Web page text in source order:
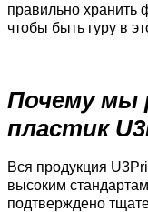
правильно хранить
чтобы быть гуру в
Почему мы
пластик
Вся продукция
высоким
подтверждено